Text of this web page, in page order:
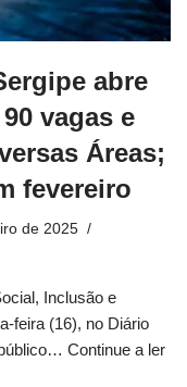
abre
vagas e
Áreas;
fevereiro
de 2025
Inclusão e
feira (16), no Diário
Continue a ler